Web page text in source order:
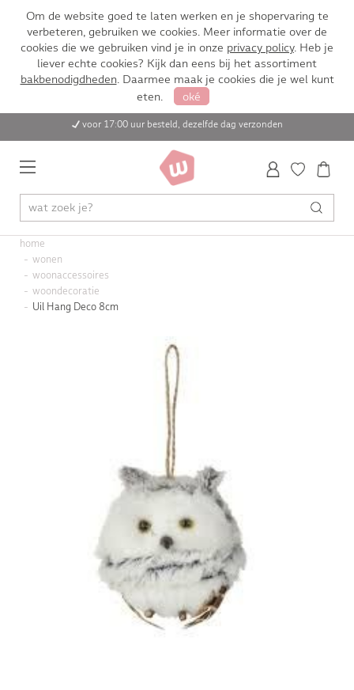
Om de website goed te laten werken en je shopervaring te
verbeteren, gebruiken we cookies. Meer informatie over de
cookies die we gebruiken vind je in onze privacy policy. Heb je
liever echte cookies? Kijk dan eens bij het assortiment
bakbenodigdheden. Daarmee maak je cookies die je wel kunt
eten.
oké
voor 17:00 uur besteld, dezelfde dag verzonden
home
wonen
woonaccessoires
woondecoratie
Uil Hang Deco 8cm